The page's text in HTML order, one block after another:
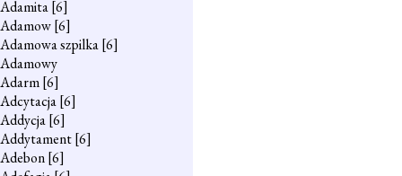
Adamita[6]
Adamow[6]
Adamowa szpilka[6]
Adamowy
Adarm[6]
Adcytacja[6]
Addycja[6]
Addytament[6]
Adebon[6]